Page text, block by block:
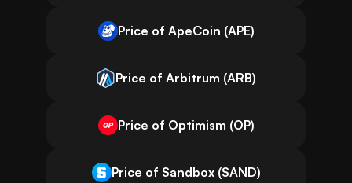
Price of ApeCoin (APE)
Price of Arbitrum (ARB)
Price of Optimism (OP)
Price of Sandbox (SAND)